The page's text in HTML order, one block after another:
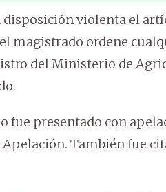
disposición violenta el
magistrado ordene
del Ministerio de
fue presentado con
También fue